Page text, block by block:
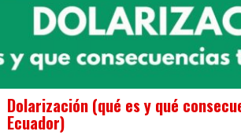
Dolarización (qué es y qué
Ecuador)